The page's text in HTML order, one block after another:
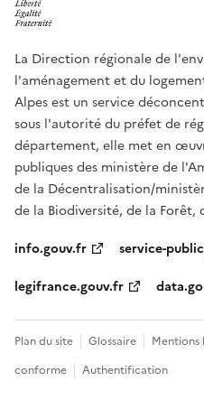
La Direction régionale de
l'aménagement et du
Alpes est un service
sous l'autorité du préfet de
département, elle met en
publiques des ministère de
de la Décentralisation/
de la Biodiversité, de la Forêt,
info.gouv.fr
service-
legifrance.gouv.fr
Plan du site Glossaire Mentions
conforme
Authentification